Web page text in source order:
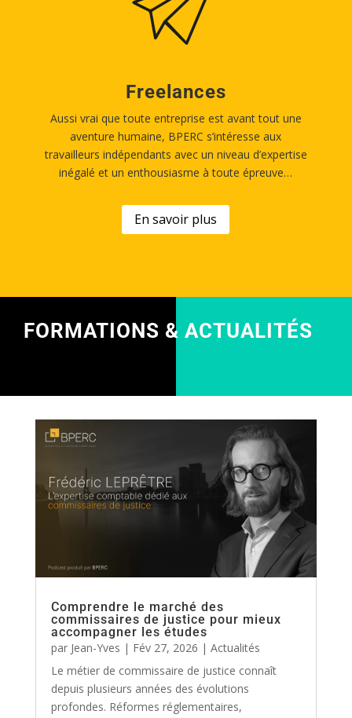
Freelances
Aussi vrai que toute entreprise est avant tout une
aventure humaine, BPERC s’intéresse aux
travailleurs indépendants avec un niveau d’expertise
inégalé et un enthousiasme à toute épreuve…
En savoir plus
FORMATIONS & ACTUALITÉS
Comprendre le marché des
commissaires de justice pour mieux
accompagner les études
par Jean-Yves | Fév 27, 2026 | Actualités
Le métier de commissaire de justice connaît
depuis plusieurs années des évolutions
profondes. Réformes réglementaires,